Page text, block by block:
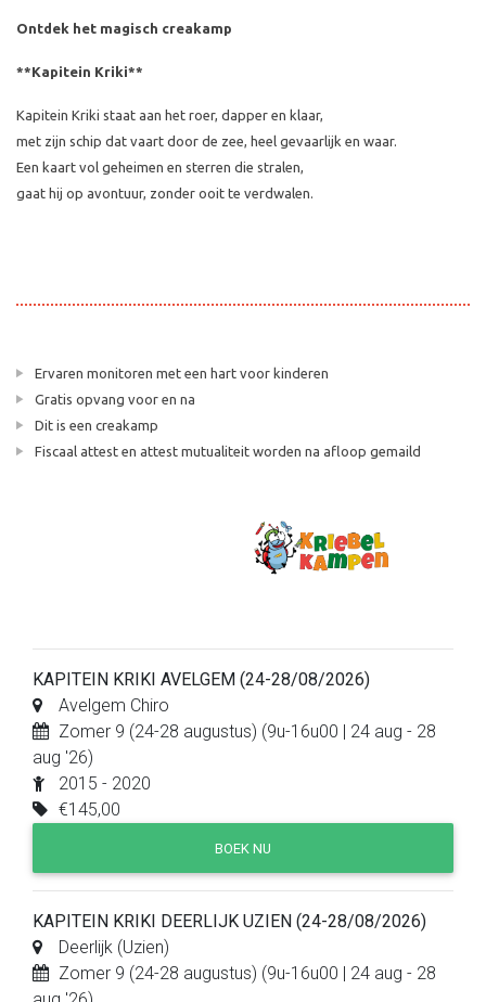
Ontdek het magisch creakamp
**Kapitein Kriki**
Kapitein Kriki staat aan het roer, dapper en klaar,
met zijn schip dat vaart door de zee, heel gevaarlijk en waar.
Een kaart vol geheimen en sterren die stralen,
gaat hij op avontuur, zonder ooit te verdwalen.
Ervaren monitoren met een hart voor kinderen
Gratis opvang voor en na
Dit is een creakamp
Fiscaal attest en attest mutualiteit worden na afloop gemaild